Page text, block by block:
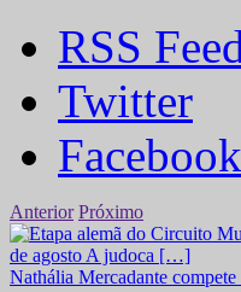
RSS
Twitter
Facebook
Anterior Próximo
Nathália Mercadante